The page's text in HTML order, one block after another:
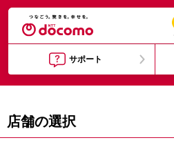
サポート
店舗の選択